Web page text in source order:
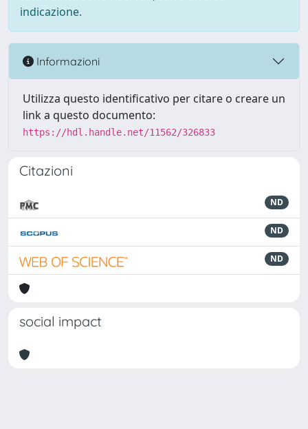
indicazione.
Informazioni
Utilizza questo identificativo per citare o creare un
link a questo documento:
https://hdl.handle.net/11562/326833
Citazioni
ND
ND
ND
social impact